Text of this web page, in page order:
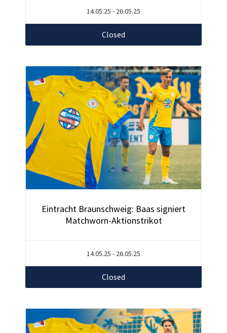
14.05.25 - 26.05.25
Closed
Eintracht Braunschweig: Baas signiert
Matchworn-Aktionstrikot
14.05.25 - 26.05.25
Closed